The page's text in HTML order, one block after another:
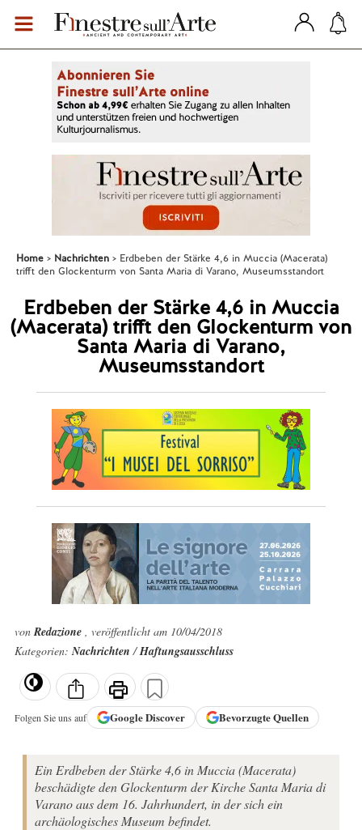
Home Nachrichten
Erdbeben der Stärke 4,6 in Muccia (Macerata)
trifft den Glockenturm von Santa Maria di Varano, Museumsstandort
Erdbeben der Stärke 4,6 in Muccia
(Macerata) trifft den Glockenturm von
Santa Maria di Varano,
Museumsstandort
vonRedazione , veröffentlicht am 10/04/2018
Kategorien:Nachrichten/Haftungsausschluss
Folgen Sie uns auf GoogleDiscover Bevorzugte Quellen
Ein Erdbeben der Stärke 4,6 in Muccia (Macerata)
beschädigte den Glockenturm der Kirche Santa Maria di
Varano aus dem 16. Jahrhundert, in der sich ein
archäologisches Museum befindet.